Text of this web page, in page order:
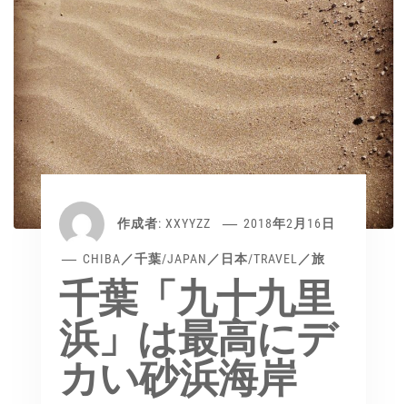
作成者: XXYYZZ 2018年2月16日
CHIBA／千葉/JAPAN／日本/TRAVEL／旅
千葉「九十九里
浜」は最高にデ
カい砂浜海岸